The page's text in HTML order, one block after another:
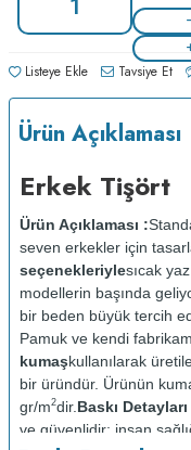
Listeye Ekle Tavsiye Et
Ürün Açıklaması
Erkek Tişört
Ürün Açıklaması :
seven erkekler için
seçenekleriylesıcak
modellerin başında
bir beden büyük tercih
Pamuk ve kendi
kumaşkullanılarak
bir üründür. Ürünün
gr/m2dir. Baskı Detayları
ve güvenlidir; insan